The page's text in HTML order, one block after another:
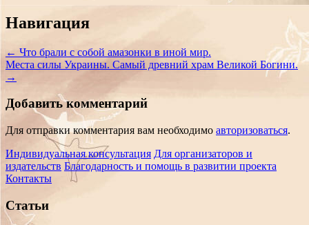
Сообщение
Навигация
← Что брали с собой амазонки в иной мир.
Места силы Украины. Самый древний храм Великой Богини.
→
Добавить комментарий
Для отправки комментария вам необходимо авторизоваться.
Индивидуальная консультация Для организаторов и
издательств Благодарность и помощь в развитии проекта
Контакты
Статьи